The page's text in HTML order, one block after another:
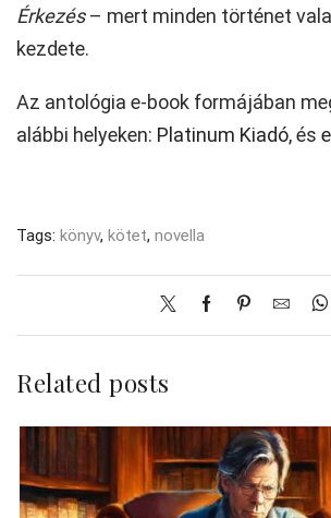
Érkezés– mert minden történet
kezdete.
Az antológia e-book formájában
alábbi helyeken: Platinum Kiadó, és
Tags: könyv, kötet, novella
Related posts